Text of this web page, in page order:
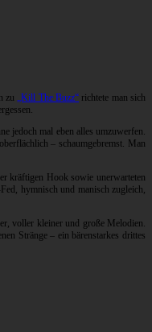
zu„Kill The Buzz“ richtete man sich
jedoch mal eben alles umzuwerfen.
– schaumgebremst. Man
kräftigen Hook sowie unerwarteten
hymnisch und manisch zugleich,
voller kleiner und große Melodien.
Stränge – ein bärenstarkes drittes